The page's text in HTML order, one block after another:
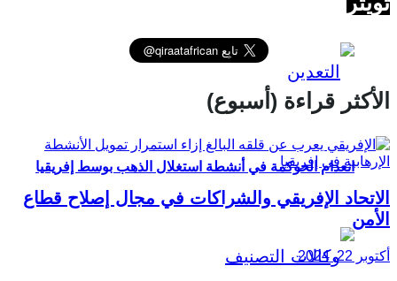
انعدام الحوكمة في أنشطة استغلال الذهب بوسط إفريقيا
الأكثر قراءة (أسبوع)
الاتحاد الإفريقي والشراكات في مجال إصلاح قطاع
الأمن
أكتوبر 22, 2024